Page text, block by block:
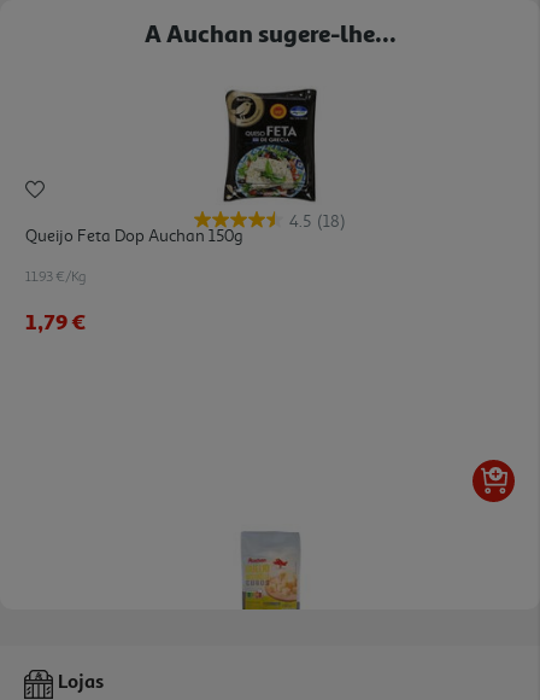
A Auchan sugere-lhe...
4.5 (18)
Queijo Feta Dop Auchan 150g
11.93 €/Kg
1,79 €
Queijo Mozzarella Auchan Cubos 150 G
Lojas